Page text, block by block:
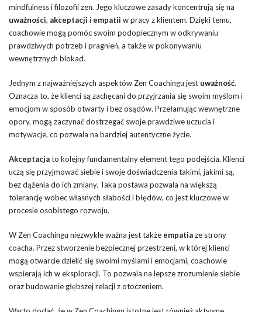
mindfulness i filozofii zen. Jego kluczowe zasady koncentrują się na
uważności, akceptacji i empatii w pracy z klientem. Dzięki temu,
coachowie mogą pomóc swoim podopiecznym w odkrywaniu
prawdziwych potrzeb i pragnień, a także w pokonywaniu
wewnętrznych blokad.
Jednym z najważniejszych aspektów Zen Coachingu jest uważność.
Oznacza to, że klienci są zachęcani do przyjrzania się swoim myślom i
emocjom w sposób otwarty i bez osądów. Przełamując wewnętrzne
opory, mogą zaczynać dostrzegać swoje prawdziwe uczucia i
motywacje, co pozwala na bardziej autentyczne życie.
Akceptacjato kolejny fundamentalny element tego podejścia. Klienci
uczą się przyjmować siebie i swoje doświadczenia takimi, jakimi są,
bez dążenia do ich zmiany. Taka postawa pozwala na większą
tolerancję wobec własnych słabości i błędów, co jest kluczowe w
procesie osobistego rozwoju.
W Zen Coachingu niezwykle ważna jest także empatiaze strony
coacha. Przez stworzenie bezpiecznej przestrzeni, w której klienci
mogą otwarcie dzielić się swoimi myślami i emocjami, coachowie
wspierają ich w eksploracji. To pozwala na lepsze zrozumienie siebie
oraz budowanie głębszej relacji z otoczeniem.